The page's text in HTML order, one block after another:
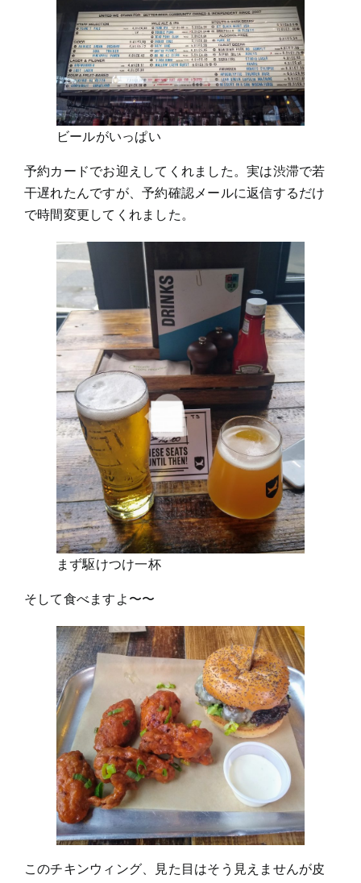
ビールがいっぱい
予約カードでお迎えしてくれました。実は渋滞で若
干遅れたんですが、予約確認メールに返信するだけ
で時間変更してくれました。
まず駆けつけ一杯
そして食べますよ〜〜
このチキンウィング、見た目はそう見えませんが皮